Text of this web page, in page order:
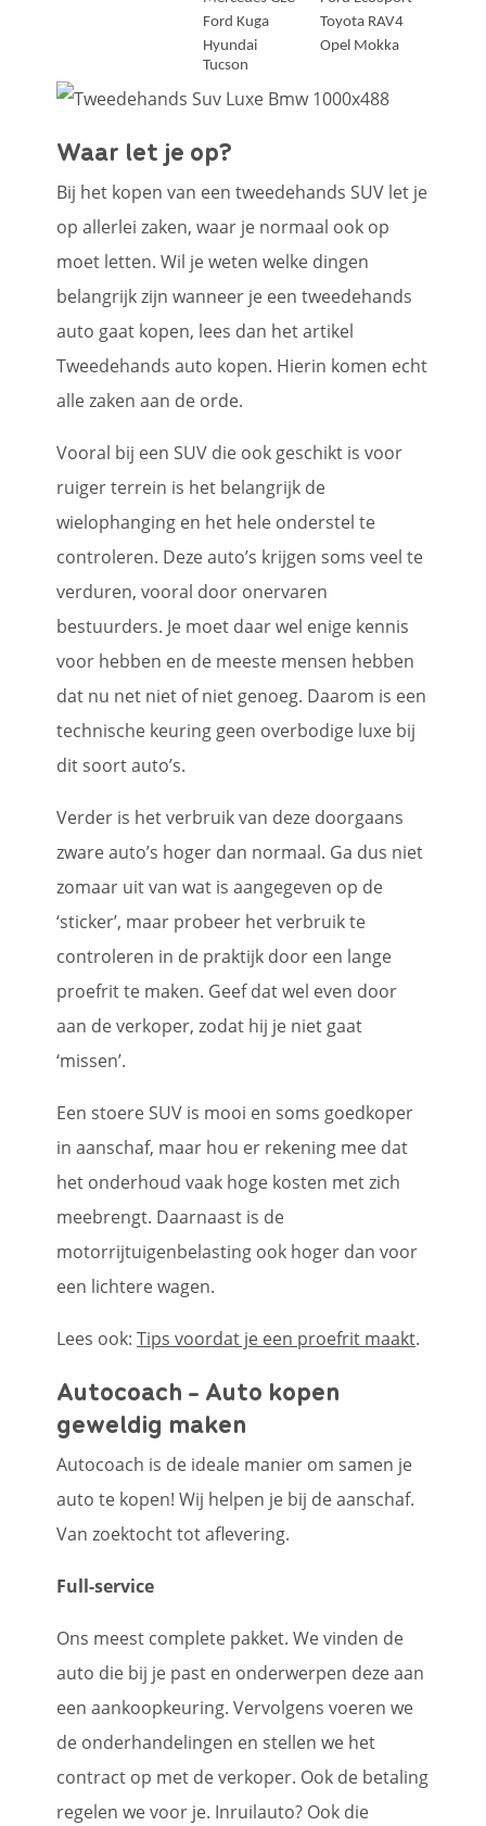
Ford Kuga
Toyota RAV4
Hyundai
Tucson
Opel Mokka
Waar let je op?
Bij het kopen van een tweedehands SUV let je
op allerlei zaken, waar je normaal ook op
moet letten. Wil je weten welke dingen
belangrijk zijn wanneer je een tweedehands
auto gaat kopen, lees dan het artikel
Tweedehands auto kopen. Hierin komen echt
alle zaken aan de orde.
Vooral bij een SUV die ook geschikt is voor
ruiger terrein is het belangrijk de
wielophanging en het hele onderstel te
controleren. Deze auto’s krijgen soms veel te
verduren, vooral door onervaren
bestuurders. Je moet daar wel enige kennis
voor hebben en de meeste mensen hebben
dat nu net niet of niet genoeg. Daarom is een
technische keuring geen overbodige luxe bij
dit soort auto’s.
Verder is het verbruik van deze doorgaans
zware auto’s hoger dan normaal. Ga dus niet
zomaar uit van wat is aangegeven op de
‘sticker’, maar probeer het verbruik te
controleren in de praktijk door een lange
proefrit te maken. Geef dat wel even door
aan de verkoper, zodat hij je niet gaat
‘missen’.
Een stoere SUV is mooi en soms goedkoper
in aanschaf, maar hou er rekening mee dat
het onderhoud vaak hoge kosten met zich
meebrengt. Daarnaast is de
motorrijtuigenbelasting ook hoger dan voor
een lichtere wagen.
Lees ook: Tips voordat je een proefrit maakt.
Autocoach - Auto kopen
geweldig maken
Autocoach is de ideale manier om samen je
auto te kopen! Wij helpen je bij de aanschaf.
Van zoektocht tot aflevering.
Full-service
Ons meest complete pakket. We vinden de
auto die bij je past en onderwerpen deze aan
een aankoopkeuring. Vervolgens voeren we
de onderhandelingen en stellen we het
contract op met de verkoper. Ook de betaling
regelen we voor je. Inruilauto? Ook die